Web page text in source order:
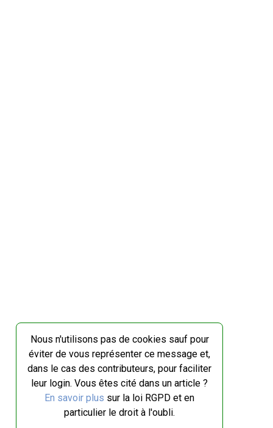
Nous n'utilisons pas de cookies sauf pour
éviter de vous représenter ce message et,
dans le cas des contributeurs, pour faciliter
leur login. Vous êtes cité dans un article ?
En savoir plus sur la loi RGPD et en
particulier le droit à l'oubli.